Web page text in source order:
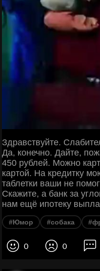
Здравствуйте.
Да, конечно. Дайте,
450 рублей. Можно
картой. На кредитку
таблетки ваши не
Скажите, а банк за
нам ещё ипотеку
#Юмор #собака
0 0